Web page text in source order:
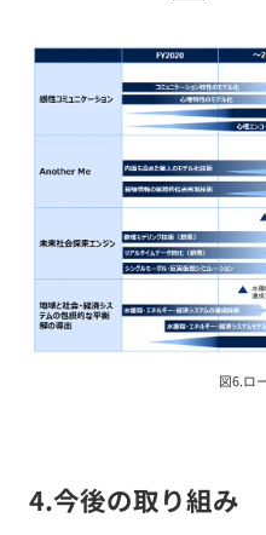
図6.ロ
4.今後の取り組み